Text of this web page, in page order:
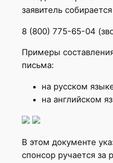
заявитель
8 (800) 775-65-04
Примеры
письма:
на русском
на английском
В этом документе
спонсор ручается за